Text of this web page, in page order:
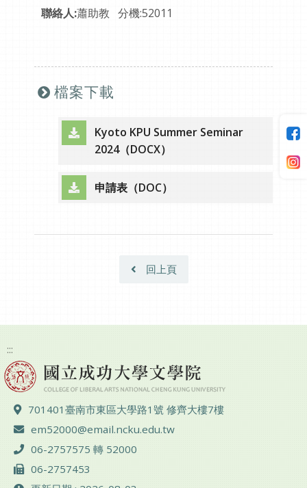
聯絡人:蕭助教 分機:52011
檔案下載
Kyoto KPU Summer Seminar
2024（DOCX）
（另開新視窗）
申請表（DOC）
（另開新視窗）
回上頁
:::
地址 ：
701401臺南市東區大學路1號 修齊大樓7樓
電子郵件 ：
em52000@email.ncku.edu.tw
電話 ：
06-2757575 轉 52000
傳真 ：
06-2757453